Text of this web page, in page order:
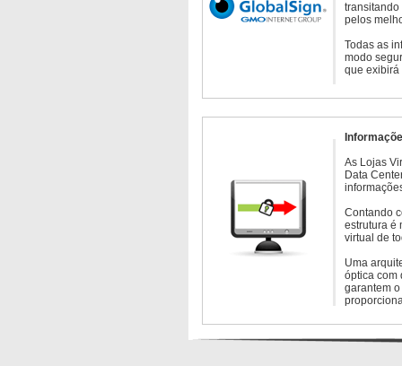
transitando
pelos
Todas as
modo
que exibirá
As Lojas
Data
Contando
estrutura é
virtual de
Uma
óptica com
garantem